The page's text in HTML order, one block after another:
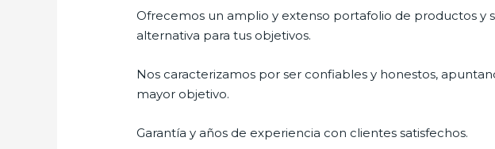
Ofrecemos un amplio y extenso portafolio de productos y
alternativa para tus objetivos.
Nos caracterizamos por ser confiables y honestos,
mayor objetivo.
Garantía y años de experiencia con clientes satisfechos.